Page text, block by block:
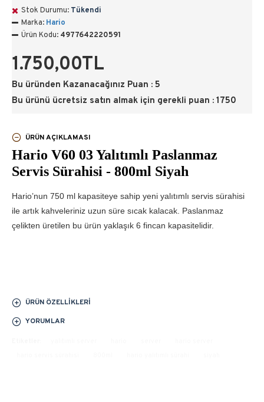
1.750,00TL
Bu üründen Kazanacağınız Puan : 5
Bu ürünü ücretsiz satın almak için gerekli puan : 1750
Stok Durumu: Tükendi
Marka: Hario
Ürün Kodu: 4977642220591
ÜRÜN AÇIKLAMASI
Hario V60 03 Yalıtımlı Paslanmaz
Servis Sürahisi - 800ml Siyah
Hario’nun 750 ml kapasiteye sahip yeni yalıtımlı servis sürahisi
ile artık kahveleriniz uzun süre sıcak kalacak. Paslanmaz
çelikten üretilen bu ürün yaklaşık 6 fincan kapasitelidir.
ÜRÜN ÖZELLIKLERI
YORUMLAR